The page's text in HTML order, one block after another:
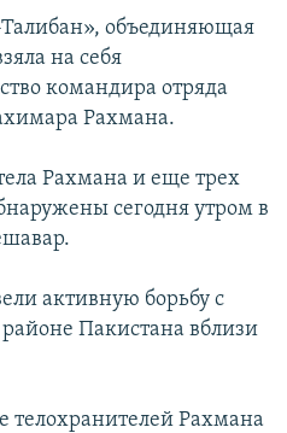
объединяющая
на себя
командира отряда
Рахмана.
Рахмана и еще трех
сегодня утром в
активную борьбу с
Пакистана вблизи
телохранителей Рахмана